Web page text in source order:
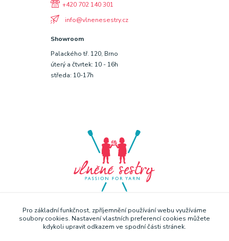
+420 702 140 301
info@vlnenesestry.cz
Showroom
Palackého tř. 120, Brno
úterý a čtvrtek: 10 - 16h
středa: 10-17h
Pro základní funkčnost, zpříjemnění používání webu využíváme
soubory cookies. Nastavení vlastních preferencí cookies můžete
kdykoli upravit odkazem ve spodní části stránek.